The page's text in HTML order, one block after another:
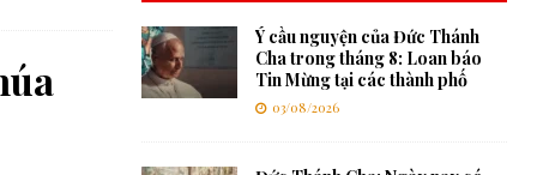
Ý cầu nguyện của Đức Thánh
Cha trong tháng 8: Loan báo
Tin Mừng tại các thành phố
03/08/2026